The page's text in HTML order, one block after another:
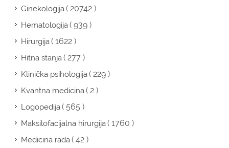
Ginekologija( 20742 )
Hematologija( 939 )
Hirurgija( 1622 )
Hitna stanja( 277 )
Klinička psihologija( 229 )
Kvantna medicina( 2 )
Logopedija( 565 )
Maksilofacijalna hirurgija( 1760 )
Medicina rada( 42 )